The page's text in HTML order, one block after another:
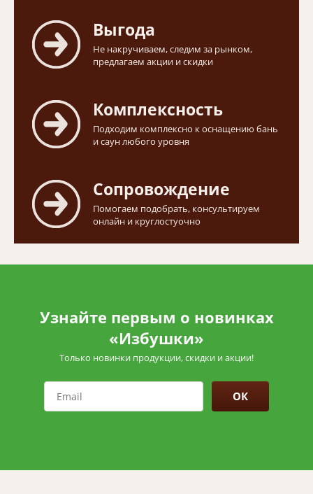
Выгода
Не накручиваем, следим за рынком,
предлагаем акции и скидки
Комплексность
Подходим комплексно к оснащению бань
и саун любого уровня
Сопровождение
Помогаем подобрать, консультируем
онлайн и круглостуочно
Узнайте первым о новинках
«Избушки»
Только новинки продукции, скидки и акции!
ОК